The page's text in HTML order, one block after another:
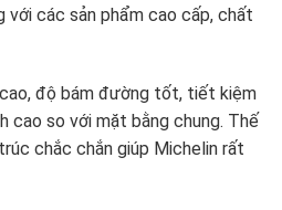
với các sản phẩm cao cấp, chất
độ bám đường tốt, tiết kiệm
cao so với mặt bằng chung. Thế
chắc chắn giúp Michelin rất